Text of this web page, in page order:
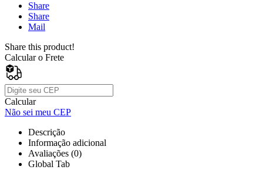
Share
Share
Mail
Share this product!
Calcular o Frete
Calcular
Não sei meu CEP
Descrição
Informação adicional
Avaliações (0)
Global Tab